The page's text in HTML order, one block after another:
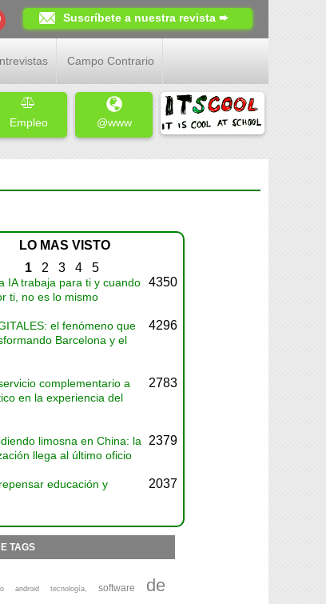
Suscríbete a nuestra revista ➨
Campo Contrario
Empleo @www
LO MAS VISTO
1 2 3 4 5
IA trabaja para ti y cuando
ti, no es lo mismo
4350
el fenómeno que
Barcelona y el
4296
complementario a
en la experiencia del
2783
limosna en China: la
llega al último oficio
2379
educación y
2037
TAGS
android tecnología, software de